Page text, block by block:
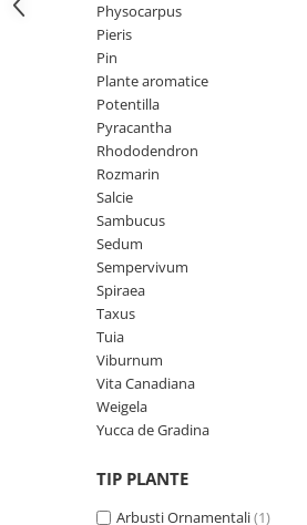
Physocarpus
Pieris
Pin
Plante aromatice
Potentilla
Pyracantha
Rhododendron
Rozmarin
Salcie
Sambucus
Sedum
Sempervivum
Spiraea
Taxus
Tuia
Viburnum
Vita Canadiana
Weigela
Yucca de Gradina
TIP PLANTE
Arbusti Ornamentali(1)